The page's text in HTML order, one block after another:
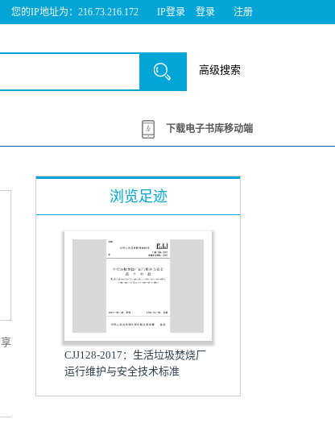
您的IP地址为：216.73.216.172 IP登录 登录 注册
高级搜索
下载电子书库移动端
浏览足迹
CJJ128-2017：生活垃圾焚烧厂
运行维护与安全技术标准